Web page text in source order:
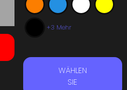
+3 Mehr
WÄHLEN
SIE